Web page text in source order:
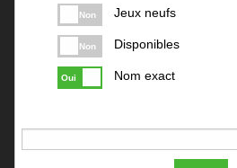
Non Jeux neufs
Non Disponibles
Oui Nom exact